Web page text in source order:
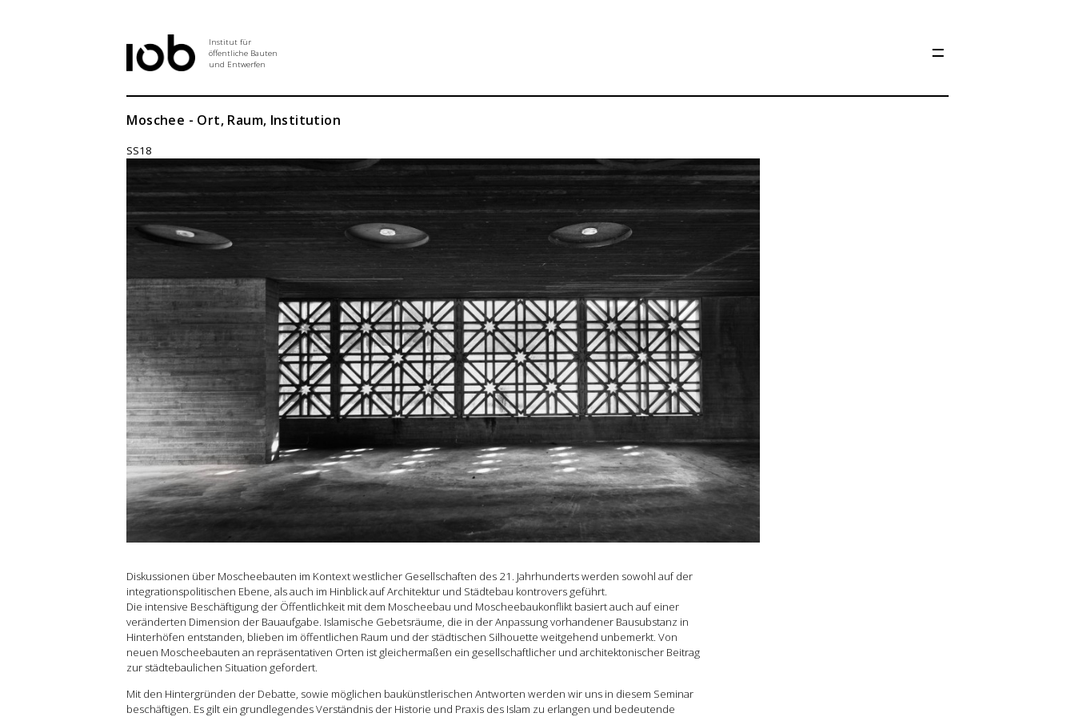
Institut für
öffentliche Bauten
und Entwerfen
Institut
Aktuelles
Entwurf
Abschlussarbeiten
Grundlehre
Forschung
Publikationen
Kontakt
Moschee - Ort, Raum, Institution
SS18
Diskussionen über Moscheebauten im Kontext westlicher Gesellschaften des 21. Jahrhunderts werden sowohl auf der
integrationspolitischen Ebene, als auch im Hinblick auf Architektur und Städtebau kontrovers geführt.
Die intensive Beschäftigung der Öffentlichkeit mit dem Moscheebau und Moscheebaukonflikt basiert auch auf einer
veränderten Dimension der Bauaufgabe. Islamische Gebetsräume, die in der Anpassung vorhandener Bausubstanz in
Hinterhöfen entstanden, blieben im öffentlichen Raum und der städtischen Silhouette weitgehend unbemerkt. Von
neuen Moscheebauten an repräsentativen Orten ist gleichermaßen ein gesellschaftlicher und architektonischer Beitrag
zur städtebaulichen Situation gefordert.
Mit den Hintergründen der Debatte, sowie möglichen baukünstlerischen Antworten werden wir uns in diesem Seminar
beschäftigen. Es gilt ein grundlegendes Verständnis der Historie und Praxis des Islam zu erlangen und bedeutende